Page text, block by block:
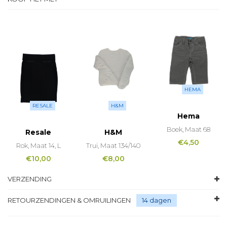
RESALE
Resale
Rok, Maat 14, L
€10,00
H&M
H&M
Trui, Maat 134/140
€8,00
HEMA
Hema
Boek, Maat 68
€4,50
VERZENDING
RETOURZENDINGEN & OMRUILINGEN 14 dagen